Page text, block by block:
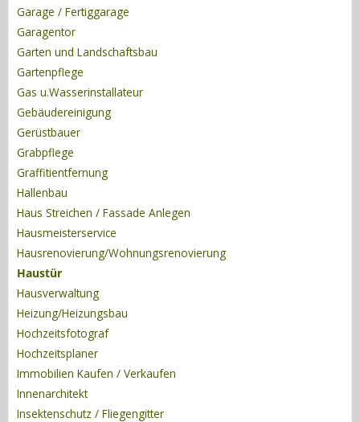
Garage / Fertiggarage
Garagentor
Garten und Landschaftsbau
Gartenpflege
Gas u.Wasserinstallateur
Gebäudereinigung
Gerüstbauer
Grabpflege
Graffitientfernung
Hallenbau
Haus Streichen / Fassade Anlegen
Hausmeisterservice
Hausrenovierung/Wohnungsrenovierung
Haustür
Hausverwaltung
Heizung/Heizungsbau
Hochzeitsfotograf
Hochzeitsplaner
Immobilien Kaufen / Verkaufen
Innenarchitekt
Insektenschutz / Fliegengitter